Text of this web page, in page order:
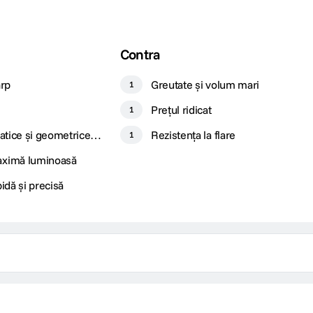
Calitatea constructiei redefineste
și geometrice
luminoasă
și precisă
Contra
1 Greutate și volum mari
1 Prețul ridicat
1 Rezistența la flare